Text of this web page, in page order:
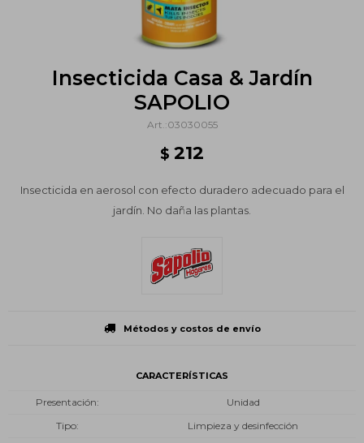
Insecticida Casa & Jardín
SAPOLIO
03030055
$ 212
Insecticida en aerosol con efecto duradero adecuado para el
jardín. No daña las plantas.
Métodos y costos de envío
CARACTERÍSTICAS
Presentación
Unidad
Tipo
Limpieza y desinfección